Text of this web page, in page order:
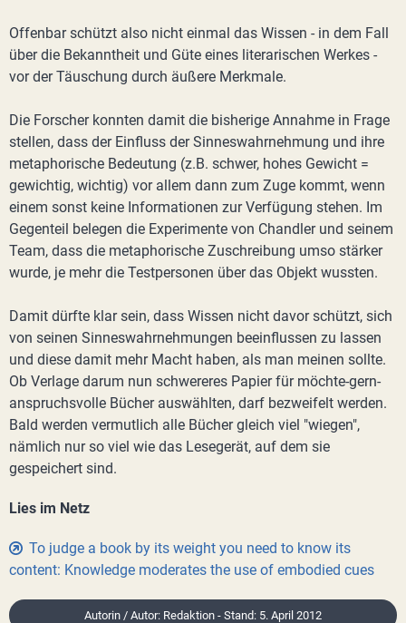
Offenbar schützt also nicht einmal das Wissen - in dem Fall
über die Bekanntheit und Güte eines literarischen Werkes -
vor der Täuschung durch äußere Merkmale.
Die Forscher konnten damit die bisherige Annahme in Frage
stellen, dass der Einfluss der Sinneswahrnehmung und ihre
metaphorische Bedeutung (z.B. schwer, hohes Gewicht =
gewichtig, wichtig) vor allem dann zum Zuge kommt, wenn
einem sonst keine Informationen zur Verfügung stehen. Im
Gegenteil belegen die Experimente von Chandler und seinem
Team, dass die metaphorische Zuschreibung umso stärker
wurde, je mehr die Testpersonen über das Objekt wussten.
Damit dürfte klar sein, dass Wissen nicht davor schützt, sich
von seinen Sinneswahrnehmungen beeinflussen zu lassen
und diese damit mehr Macht haben, als man meinen sollte.
Ob Verlage darum nun schwereres Papier für möchte-gern-
anspruchsvolle Bücher auswählten, darf bezweifelt werden.
Bald werden vermutlich alle Bücher gleich viel "wiegen",
nämlich nur so viel wie das Lesegerät, auf dem sie
gespeichert sind.
Lies im Netz
To judge a book by its weight you need to know its
content: Knowledge moderates the use of embodied cues
Autorin / Autor: Redaktion - Stand: 5. April 2012